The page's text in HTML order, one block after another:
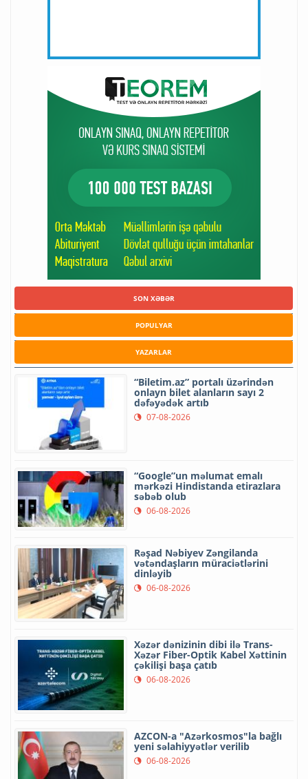
SON XƏBƏR
POPULYAR
YAZARLAR
“Biletim.az” portalı üzərindən
onlayn bilet alanların sayı 2
dəfəyədək artıb
07-08-2026
“Google”un məlumat emalı
mərkəzi Hindistanda etirazlara
səbəb olub
06-08-2026
Rəşad Nəbiyev Zəngilanda
vətəndaşların müraciətlərini
dinləyib
06-08-2026
Xəzər dənizinin dibi ilə Trans-
Xəzər Fiber-Optik Kabel Xəttinin
çəkilişi başa çatıb
06-08-2026
AZCON-a "Azərkosmos"la bağlı
yeni səlahiyyətlər verilib
06-08-2026